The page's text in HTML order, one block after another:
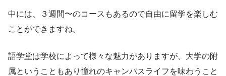
中には、３週間〜のコースもあるので自由に留学を楽しむ
ことができますね。
語学堂は学校によって様々な魅力がありますが、大学の附
属ということもあり憧れのキャンパスライフを味わうこと